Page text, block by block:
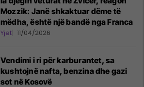
Mozzik: Janë shkaktuar dëme të
mëdha, është një bandë nga Franca
Yjet 11/04/2026
Vendimi i ri për karburantet, sa
kushtojnë nafta, benzina dhe gazi
sot në Kosovë